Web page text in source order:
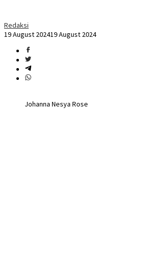
Redaksi
19 August 202419 August 2024
Johanna Nesya Rose